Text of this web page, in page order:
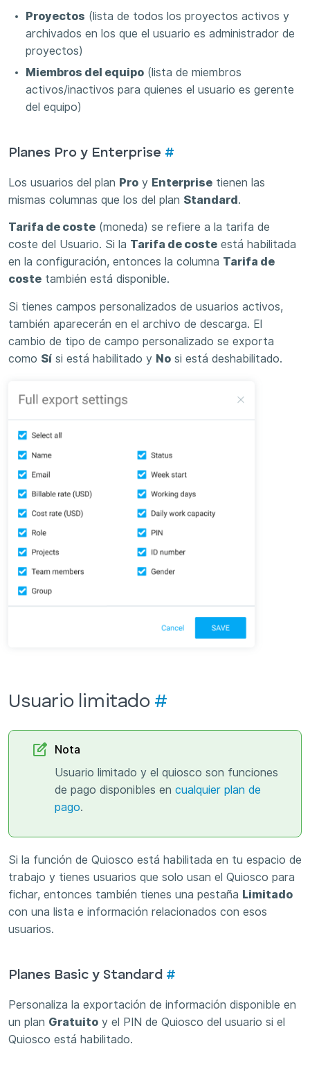
Proyectos (lista de todos los proyectos activos y
archivados en los que el usuario es administrador de
proyectos)
Miembros del equipo (lista de miembros
activos/inactivos para quienes el usuario es gerente
del equipo)
Planes Pro y Enterprise #
Los usuarios del plan Pro y Enterprise tienen las
mismas columnas que los del plan Standard.
Tarifa de coste (moneda) se refiere a la tarifa de
coste del Usuario. Si la Tarifa de coste está habilitada
en la configuración, entonces la columna Tarifa de
coste también está disponible.
Si tienes campos personalizados de usuarios activos,
también aparecerán en el archivo de descarga. El
cambio de tipo de campo personalizado se exporta
como Sí si está habilitado y No si está deshabilitado.
Usuario limitado #
Nota
Usuario limitado y el quiosco son funciones
de pago disponibles en cualquier plan de
pago.
Si la función de Quiosco está habilitada en tu espacio de
trabajo y tienes usuarios que solo usan el Quiosco para
fichar, entonces también tienes una pestaña Limitado
con una lista e información relacionados con esos
usuarios.
Planes Basic y Standard #
Personaliza la exportación de información disponible en
un plan Gratuito y el PIN de Quiosco del usuario si el
Quiosco está habilitado.